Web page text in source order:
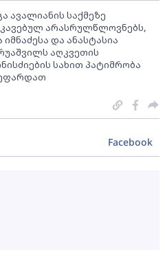
ავალიანის საქმეზე
არასრულწლოვნებს,
იმნაძესა და ანასტასია
აღკვეთის
სახით პატიმრობა
Facebook